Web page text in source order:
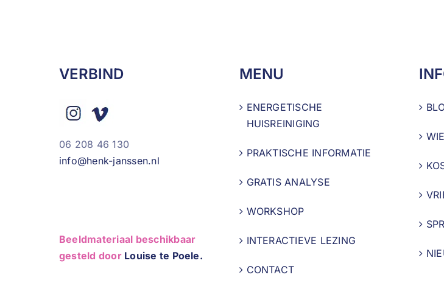
VERBIND
06 208 46 130
info@henk-janssen.nl
Beeldmateriaal beschikbaar
gesteld door Louise te Poele.
MENU
ENERGETISCHE
HUISREINIGING
PRAKTISCHE INFORMATIE
GRATIS ANALYSE
WORKSHOP
INTERACTIEVE LEZING
CONTACT